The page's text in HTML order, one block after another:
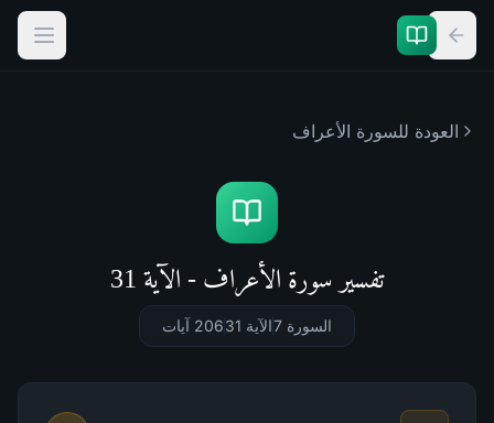
العودة للسورة الأعراف
تفسير سورة الأعراف - الآية 31
السورة 7 الآية 31 206 آيات